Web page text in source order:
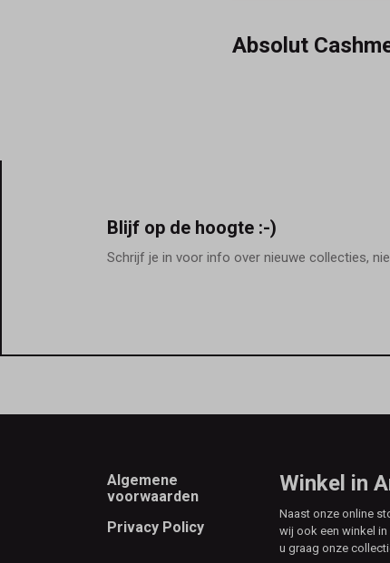
Absolut
Blijf op de hoogte :-)
Schrijf je in voor info over nieuwe collecties,
Footer
Algemene
voorwaarden
Privacy Policy
Winkel in
Naast onze online
wij ook een winkel in
u graag onze